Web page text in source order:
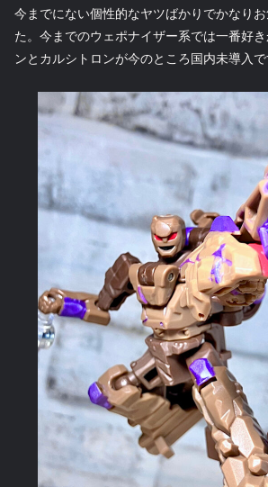
今までにない個性的なヤツばかりでかなり
た。今までのウェポナイザー系では一番好
ンとカルシトロンが今のところ国内未導入で